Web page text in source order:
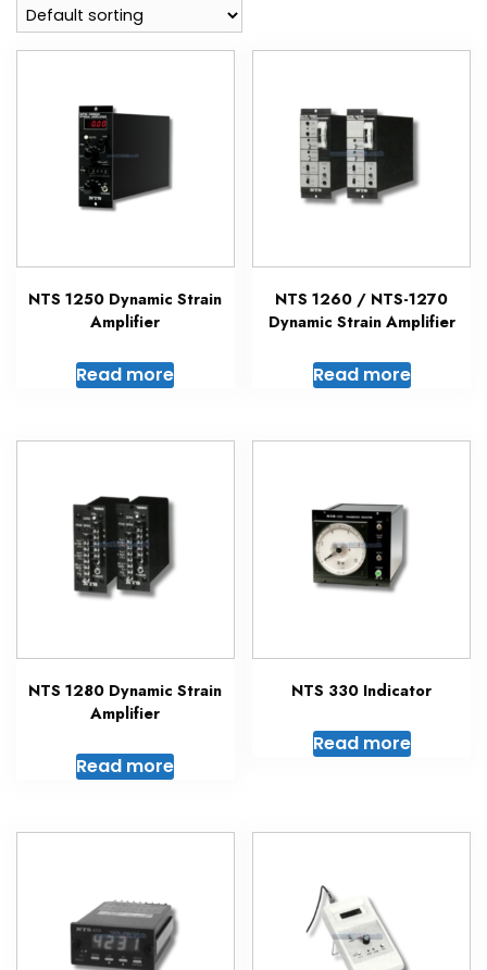
NTS 1250 Dynamic Strain
Amplifier
Read more
NTS 1260 / NTS-1270
Dynamic Strain Amplifier
Read more
NTS 1280 Dynamic Strain
Amplifier
Read more
NTS 330 Indicator
Read more